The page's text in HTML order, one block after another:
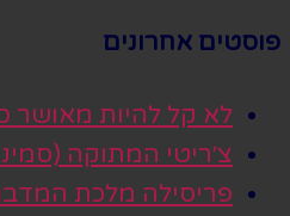
פוסטים אחרונים
לא קל להיות מאושר
צ׳ריטי המתוקה
פריסילה מלכת